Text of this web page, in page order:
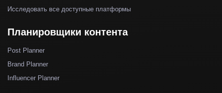
Исследовать все доступные платформы
Планировщики контента
Post Planner
Brand Planner
Influencer Planner